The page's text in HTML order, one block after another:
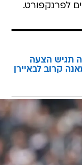
תגיש הצעה
קרוב לבאיירן